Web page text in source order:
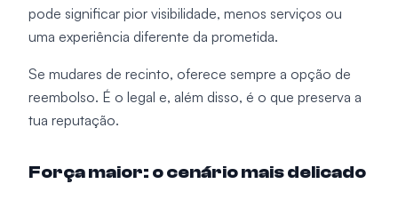
pode significar pior visibilidade, menos serviços ou
uma experiência diferente da prometida.
Se mudares de recinto, oferece sempre a opção de
reembolso. É o legal e, além disso, é o que preserva a
tua reputação.
Força maior: o cenário mais delicado